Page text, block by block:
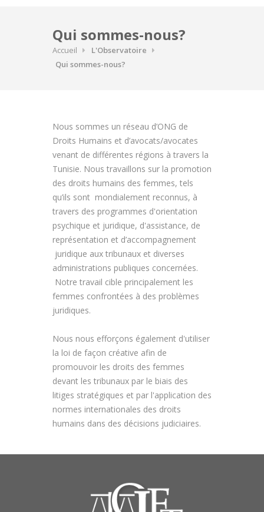
Qui sommes-nous?
Accueil
L'Observatoire
Qui sommes-nous?
Nous sommes un réseau d’ONG de
Droits Humains et d’avocats/avocates
venant de différentes régions à travers la
Tunisie. Nous travaillons sur la promotion
des droits humains des femmes, tels
qu’ils sont mondialement reconnus, à
travers des programmes d'orientation
psychique et juridique, d'assistance, de
représentation et d’accompagnement
juridique aux tribunaux et diverses
administrations publiques concernées.
Notre travail cible principalement les
femmes confrontées à des problèmes
juridiques.
Nous nous efforçons également d'utiliser
la loi de façon créative afin de
promouvoir les droits des femmes
devant les tribunaux par le biais des
litiges stratégiques et par l'application des
normes internationales des droits
humains dans des décisions judiciaires.